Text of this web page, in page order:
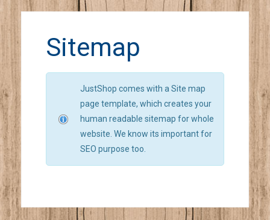
Sitemap
JustShop comes with a Site map
page template, which creates your
human readable sitemap for whole
website. We know its important for
SEO purpose too.